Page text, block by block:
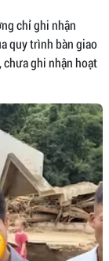
chỉ ghi nhận
quy trình bàn giao
ghi nhận hoạt